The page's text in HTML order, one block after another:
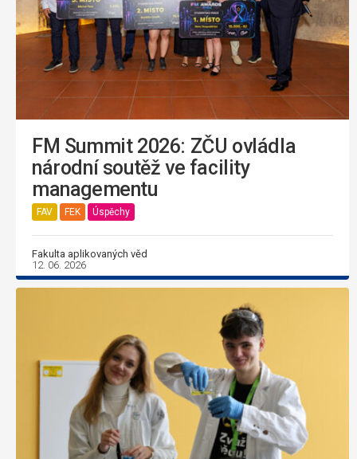
FM Summit 2026: ZČU ovládla
národní soutěž ve facility
managementu
FAV FEK Úspěchy
Fakulta aplikovaných věd
12. 06. 2026